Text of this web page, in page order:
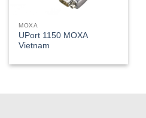
MOXA
UPort 1150 MOXA
Vietnam